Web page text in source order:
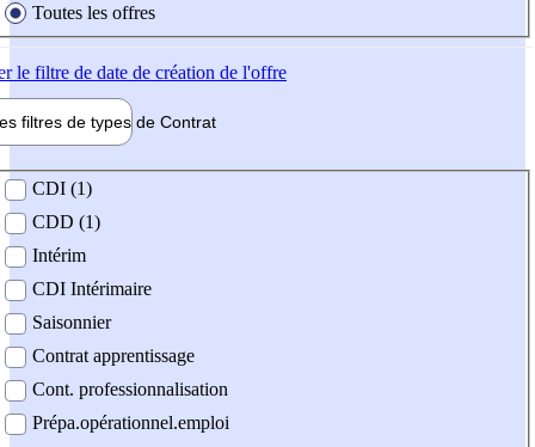
Toutes les offres
le filtre de date de création de l'offre
filtres de types de Contrat
contrat
CDI (1)
CDD (1)
Intérim
CDI Intérimaire
Saisonnier
Contrat apprentissage
Cont. professionnalisation
Prépa.opérationnel.emploi